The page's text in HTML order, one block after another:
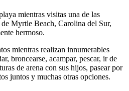
mientras visitas una de las
Myrtle Beach, Carolina del Sur,
hermoso.
mientras realizan innumerables
broncearse, acampar, pescar, ir de
de arena con sus hijos, pasear por
juntos y muchas otras opciones.